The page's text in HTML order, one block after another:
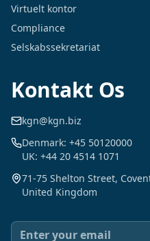
Virtuelt kontor
Compliance
Selskabssekretariat
Kontakt Os
kgn@kgn.biz
Denmark: +45 50120000
UK: +44 20 4514 1071
71-75 Shelton Street,
United Kingdom